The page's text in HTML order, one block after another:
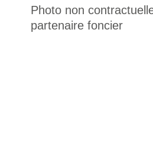
Photo non
partenaire foncier